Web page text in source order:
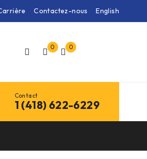
Contactez-nous English
0 0
Contact
1 (418) 622-6229